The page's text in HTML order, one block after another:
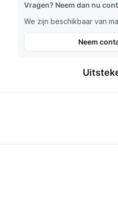
Vragen? Neem dan nu
We zijn beschikbaar van
Neem